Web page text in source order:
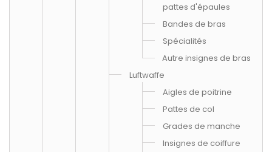
pattes d'épaules
Bandes de bras
Spécialités
Autre insignes de bras
Luftwaffe
Aigles de poitrine
Pattes de col
Grades de manche
Insignes de coiffure